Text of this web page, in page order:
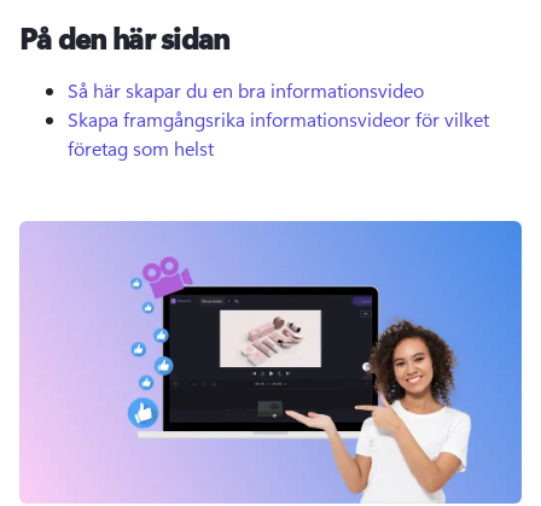
Logga in
På den här sidan
Så här skapar du en bra informationsvideo
Skapa framgångsrika informationsvideor för vilket
företag som helst